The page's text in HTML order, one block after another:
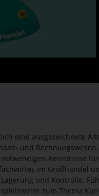
eine ausgezeichnete
und Rechnungswesen
Kenntnisse
im Großhandel
und Kontrolle,
zum Thema